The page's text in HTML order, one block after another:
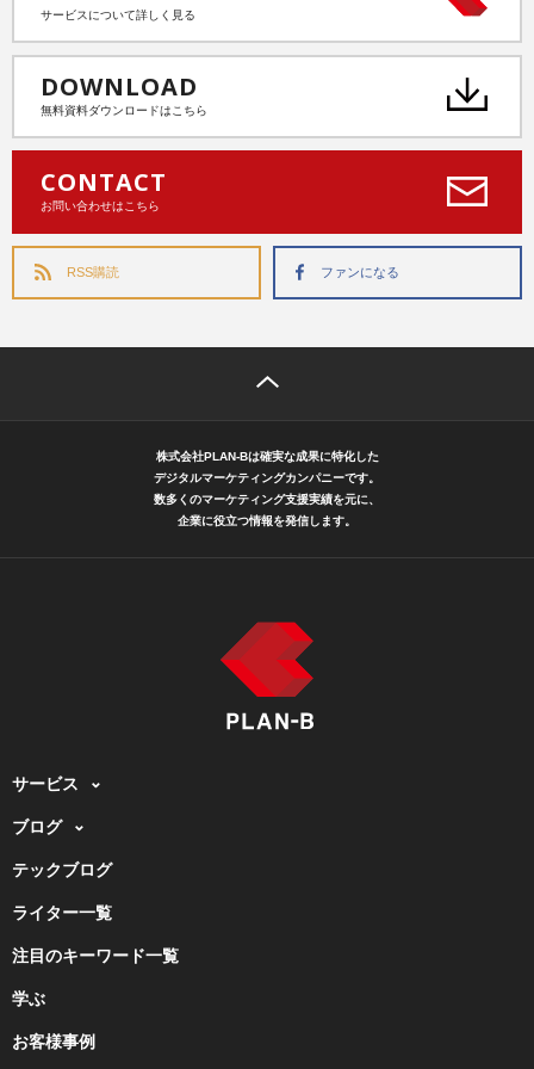
サービスについて詳しく見る
DOWNLOAD
無料資料ダウンロードはこちら
CONTACT
お問い合わせはこちら
RSS購読 ファンになる
株式会社PLAN-Bは確実な成果に特化した
デジタルマーケティングカンパニーです。
数多くのマーケティング支援実績を元に、
企業に役立つ情報を発信します。
サービス
ブログ
テックブログ
ライター一覧
注目のキーワード一覧
学ぶ
お客様事例